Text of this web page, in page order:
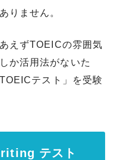
りません。
えずTOEICの雰囲気
か活用法がないた
テスト」を受験
テスト